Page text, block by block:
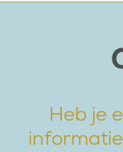
Heb je